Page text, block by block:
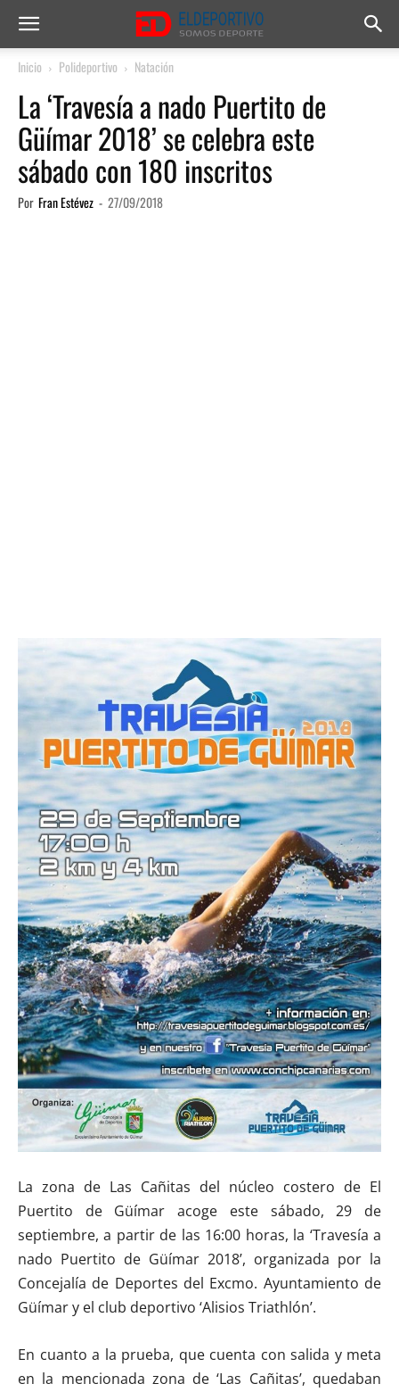
Inicio Polideportivo Natación
La ‘Travesía a nado Puertito de
Güímar 2018’ se celebra este
sábado con 180 inscritos
Por Fran Estévez - 27/09/2018
La zona de Las Cañitas del núcleo costero de El
Puertito de Güímar acoge este sábado, 29 de
septiembre, a partir de las 16:00 horas, la ‘Travesía a
nado Puertito de Güímar 2018’, organizada por la
Concejalía de Deportes del Excmo. Ayuntamiento de
Güímar y el club deportivo ‘Alisios Triathlón’.
En cuanto a la prueba, que cuenta con salida y meta
en la mencionada zona de ‘Las Cañitas’, quedaban